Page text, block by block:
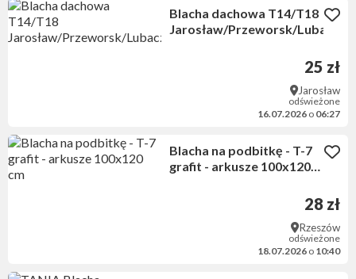
Blacha dachowa T14/T18
Jarosław/Przeworsk/
25 zł
Jarosław
odświeżone
16.07.2026 o 06:27
Blacha na podbitkę - T-7
grafit - arkusze 100x120
28 zł
Rzeszów
odświeżone
18.07.2026 o 10:40